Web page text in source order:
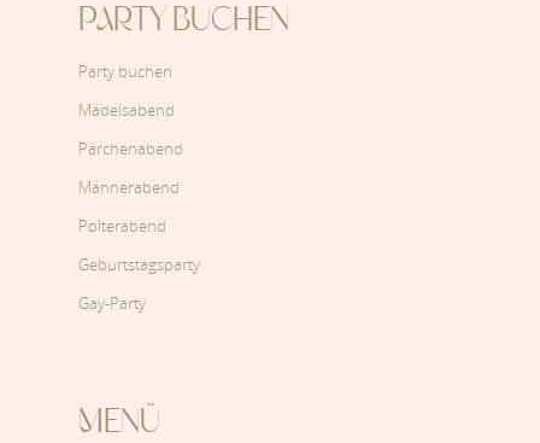
PARTY BUCHEN
Party buchen
Mädelsabend
Pärchenabend
Männerabend
Polterabend
Geburtstagsparty
Gay-Party
MENÜ